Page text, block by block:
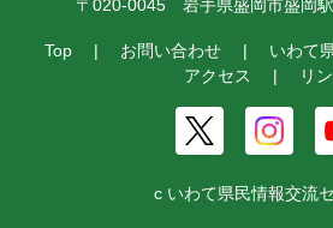
〒020-0045 岩手県盛岡市盛岡
Top お問い合わせ
いわて
アクセス
リ
c いわて県民情報交流